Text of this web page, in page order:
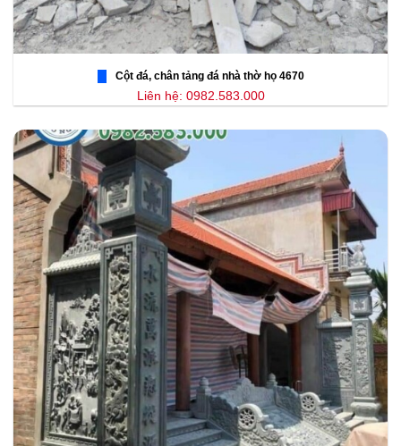
Cột đá, chân tảng đá nhà thờ họ 4670
Liên hệ: 0982.583.000